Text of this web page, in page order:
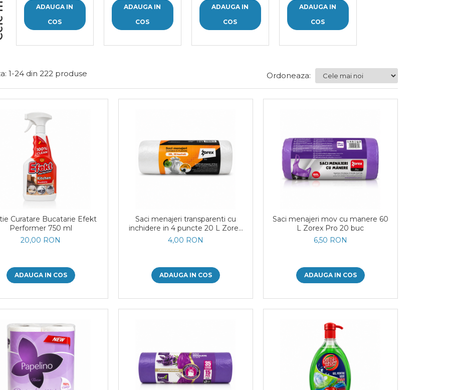
ADAUGA IN
COS
ADAUGA IN
COS
ADAUGA IN
COS
ADAUGA IN
COS
1-24din 222 produse Ordoneaza:
Curatare Bucatarie Efekt
Performer 750 ml
20,00 RON
ADAUGA IN COS
Saci menajeri transparenti cu
inchidere in 4 puncte 20 L Zorex
Pro 30 buc
4,00 RON
ADAUGA IN COS
Saci menajeri mov cu manere 60
L Zorex Pro 20 buc
6,50 RON
ADAUGA IN COS